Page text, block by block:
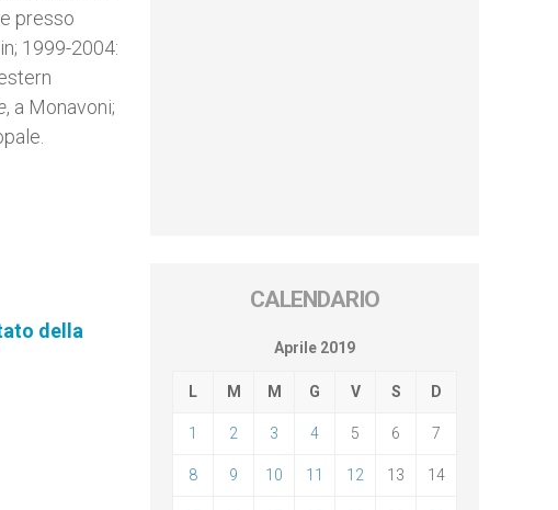
presso
1999-2004:
, a Monavoni;
della
CALENDARIO
Aprile 2019
L M M G V S D
1 2 3 4 5 6 7
8 9 10 11 12 13 14